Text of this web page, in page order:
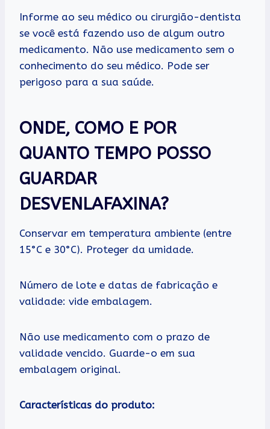
Informe ao seu médico ou cirurgião-dentista
se você está fazendo uso de algum outro
medicamento. Não use medicamento sem o
conhecimento do seu médico. Pode ser
perigoso para a sua saúde.
ONDE, COMO E POR
QUANTO TEMPO POSSO
GUARDAR
DESVENLAFAXINA?
Conservar em temperatura ambiente (entre
15°C e 30°C). Proteger da umidade.
Número de lote e datas de fabricação e
validade: vide embalagem.
Não use medicamento com o prazo de
validade vencido. Guarde-o em sua
embalagem original.
Características do produto: